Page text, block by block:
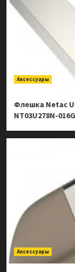
Аксессуары
Флешка Netac
NT03U278N-
Аксессуары